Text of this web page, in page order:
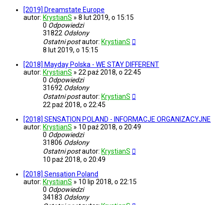
[2019] Dreamstate Europe
autor: KrystianS » 8 lut 2019, o 15:15
0 Odpowiedzi
31822 Odsłony
Ostatni postautor: KrystianS
8 lut 2019, o 15:15
[2018] Mayday Polska - WE STAY DIFFERENT
autor: KrystianS » 22 paź 2018, o 22:45
0 Odpowiedzi
31692 Odsłony
Ostatni postautor: KrystianS
22 paź 2018, o 22:45
[2018] SENSATION POLAND - INFORMACJE ORGANIZACYJNE
autor: KrystianS » 10 paź 2018, o 20:49
0 Odpowiedzi
31806 Odsłony
Ostatni postautor: KrystianS
10 paź 2018, o 20:49
[2018] Sensation Poland
autor: KrystianS » 10 lip 2018, o 22:15
0 Odpowiedzi
34183 Odsłony